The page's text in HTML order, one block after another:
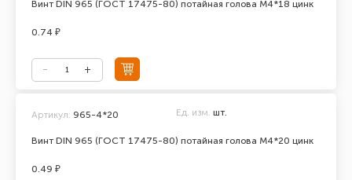
Винт DIN 965 (ГОСТ 17475-80) потайная голова М4*18 цинк
0.74 ₽
Винт DIN 965 (ГОСТ 17475-80) потайная голова М4*20 цинк
Артикул: 965-4*20 Ед. изм. шт.
0.49 ₽